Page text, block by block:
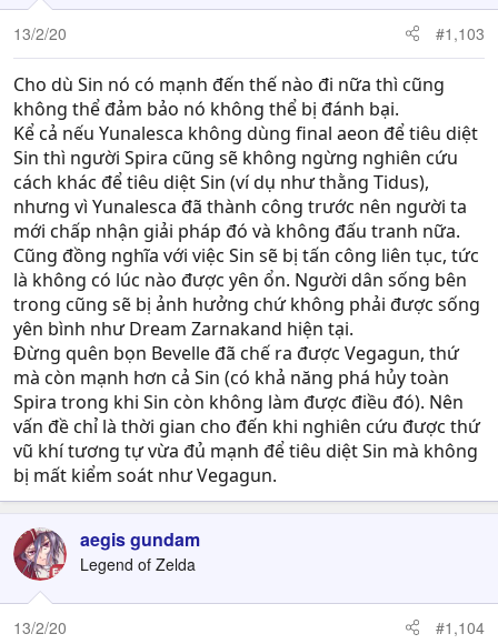
13/2/20 #1,103
Cho dù Sin nó có mạnh đến thế nào đi nữa thì cũng
không thể đảm bảo nó không thể bị đánh bại.
Kể cả nếu Yunalesca không dùng final aeon để tiêu diệt
Sin thì người Spira cũng sẽ không ngừng nghiên cứu
cách khác để tiêu diệt Sin (ví dụ như thằng Tidus),
nhưng vì Yunalesca đã thành công trước nên người ta
mới chấp nhận giải pháp đó và không đấu tranh nữa.
Cũng đồng nghĩa với việc Sin sẽ bị tấn công liên tục, tức
là không có lúc nào được yên ổn. Người dân sống bên
trong cũng sẽ bị ảnh hưởng chứ không phải được sống
yên bình như Dream Zarnakand hiện tại.
Đừng quên bọn Bevelle đã chế ra được Vegagun, thứ
mà còn mạnh hơn cả Sin (có khả năng phá hủy toàn
Spira trong khi Sin còn không làm được điều đó). Nên
vấn đề chỉ là thời gian cho đến khi nghiên cứu được thứ
vũ khí tương tự vừa đủ mạnh để tiêu diệt Sin mà không
bị mất kiểm soát như Vegagun.
aegis gundam
Legend of Zelda
13/2/20 #1,104